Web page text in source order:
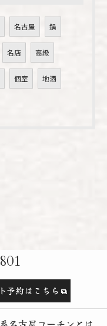
名古屋 鍋
名店 高級
個室 地酒
予約はこちら